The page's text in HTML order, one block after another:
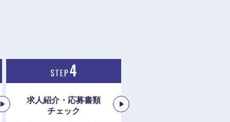
求人紹介・応募書類
チェック